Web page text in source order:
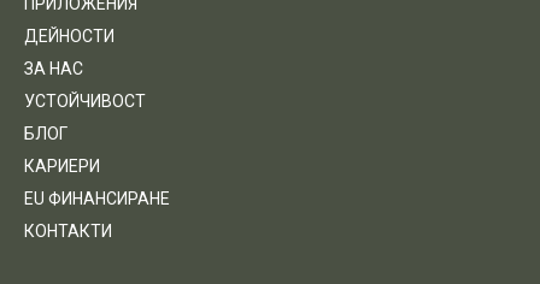
ПРИЛОЖЕНИЯ
ДЕЙНОСТИ
ЗА НАС
УСТОЙЧИВОСТ
БЛОГ
КАРИЕРИ
EU ФИНАНСИРАНЕ
КОНТАКТИ